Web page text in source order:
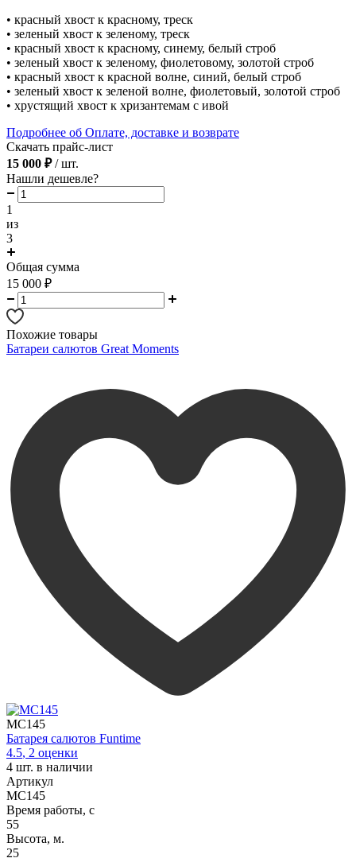
• красный хвост к красному, треск
• зеленый хвост к зеленому, треск
• красный хвост к красному, синему, белый строб
• зеленый хвост к зеленому, фиолетовому, золотой строб
• красный хвост к красной волне, синий, белый строб
• зеленый хвост к зеленой волне, фиолетовый, золотой строб
• хрустящий хвост к хризантемам с ивой
Подробнее об Оплате, доставке и возврате
Скачать прайс-лист
15 000 ₽ / шт.
Нашли дешевле?
1
из
3
Общая сумма
15 000 ₽
Похожие товары
Батареи салютов Great Moments
MC145
Батарея салютов Funtime
4.5, 2 оценки
4 шт. в наличии
Артикул
MC145
Время работы, с
55
Высота, м.
25